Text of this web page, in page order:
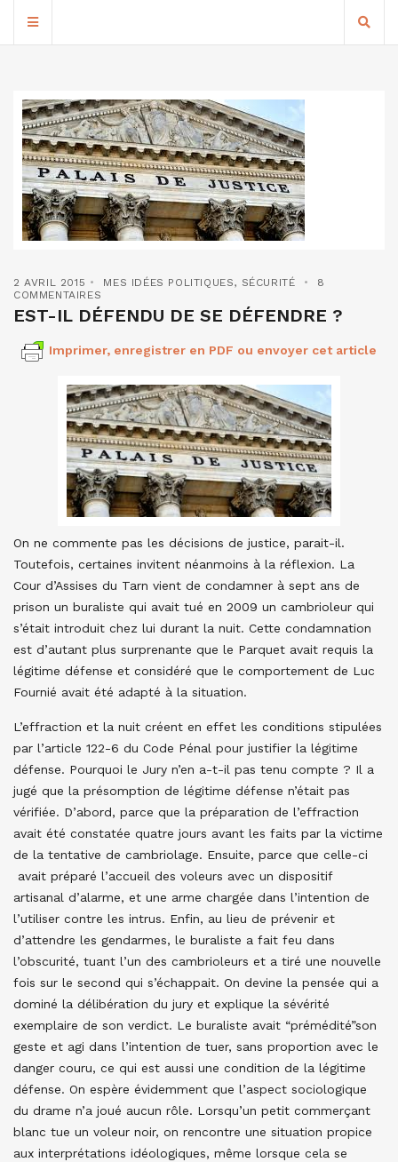
2 AVRIL 2015 MES IDÉES POLITIQUES, SÉCURITÉ
8
COMMENTAIRES
EST-IL DÉFENDU DE SE DÉFENDRE ?
Imprimer, enregistrer en PDF ou envoyer cet article
On ne commente pas les décisions de justice, parait-il.
Toutefois, certaines invitent néanmoins à la réflexion. La
Cour d’Assises du Tarn vient de condamner à sept ans de
prison un buraliste qui avait tué en 2009 un cambrioleur qui
s’était introduit chez lui durant la nuit. Cette condamnation
est d’autant plus surprenante que le Parquet avait requis la
légitime défense et considéré que le comportement de Luc
Fournié avait été adapté à la situation.
L’effraction et la nuit créent en effet les conditions stipulées
par l’article 122-6 du Code Pénal pour justifier la légitime
défense. Pourquoi le Jury n’en a-t-il pas tenu compte ? Il a
jugé que la présomption de légitime défense n’était pas
vérifiée. D’abord, parce que la préparation de l’effraction
avait été constatée quatre jours avant les faits par la victime
de la tentative de cambriolage. Ensuite, parce que celle-ci
avait préparé l’accueil des voleurs avec un dispositif
artisanal d’alarme, et une arme chargée dans l’intention de
l’utiliser contre les intrus. Enfin, au lieu de prévenir et
d’attendre les gendarmes, le buraliste a fait feu dans
l’obscurité, tuant l’un des cambrioleurs et a tiré une nouvelle
fois sur le second qui s’échappait. On devine la pensée qui a
dominé la délibération du jury et explique la sévérité
exemplaire de son verdict. Le buraliste avait “prémédité”son
geste et agi dans l’intention de tuer, sans proportion avec le
danger couru, ce qui est aussi une condition de la légitime
défense. On espère évidemment que l’aspect sociologique
du drame n’a joué aucun rôle. Lorsqu’un petit commerçant
blanc tue un voleur noir, on rencontre une situation propice
aux interprétations idéologiques, même lorsque cela se